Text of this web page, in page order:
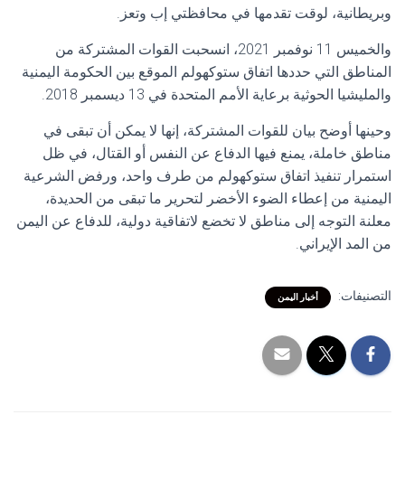
وبريطانية، لوقت تقدمها في محافظتي إب وتعز.
والخميس 11 نوفمبر 2021، انسحبت القوات المشتركة من
المناطق التي حددها اتفاق ستوكهولم الموقع بين الحكومة اليمنية
والمليشيا الحوثية برعاية الأمم المتحدة في 13 ديسمبر 2018.
وحينها أوضح بيان للقوات المشتركة، إنها لا يمكن أن تبقى في
مناطق خاملة، يمنع فيها الدفاع عن النفس أو القتال، في ظل
استمرار تنفيذ اتفاق ستوكهولم من طرف واحد، ورفض الشرعية
اليمنية من إعطاء الضوء الأخضر لتحرير ما تبقى من الحديدة،
معلنة التوجه إلى مناطق لا تخضع لاتفاقية دولية، للدفاع عن اليمن
من المد الإيراني.
التصنيفات: أخبار اليمن